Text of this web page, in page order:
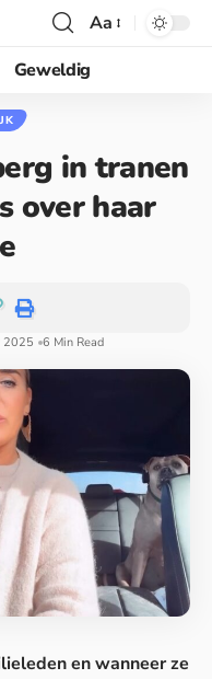
Aa
Geweldig
in tranen
over haar
2025 6 Min Read
en wanneer ze